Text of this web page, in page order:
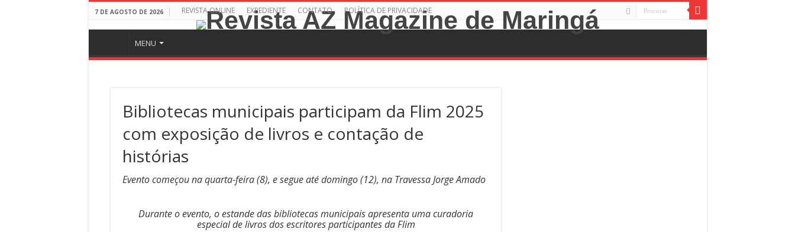
7 DE AGOSTO DE 2026 REVISTA ONLINE EXPEDIENTE CONTATO POLÍTICA DE PRIVACIDADE
MENU
Bibliotecas municipais participam da Flim 2025
com exposição de livros e contação de
histórias
Evento começou na quarta-feira (8), e segue até domingo (12), na Travessa Jorge Amado
Durante o evento, o estande das bibliotecas municipais apresenta uma curadoria
especial de livros dos escritores participantes da Flim